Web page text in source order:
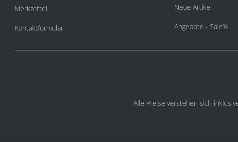
Merkzettel
Kontaktformular
Neue Artikel
Angebote - Sale%
Alle Preise verstehen sich